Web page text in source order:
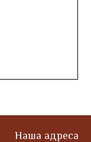
Наша адреса